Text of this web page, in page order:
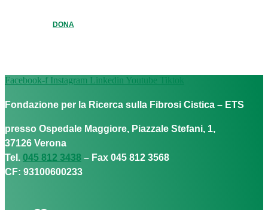
DONA
Facebook-f Instagram Linkedin Youtube Tiktok
Fondazione per la Ricerca sulla Fibrosi Cistica – ETS
presso Ospedale Maggiore, Piazzale Stefani, 1,
37126 Verona
Tel. 045 812 3438 – Fax 045 812 3568
CF: 93100600233